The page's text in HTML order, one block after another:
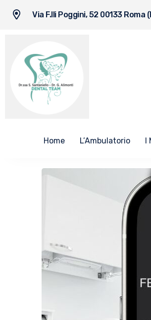
Via F.lli Poggini, 52 00133 Roma
Home L’Ambulatorio I